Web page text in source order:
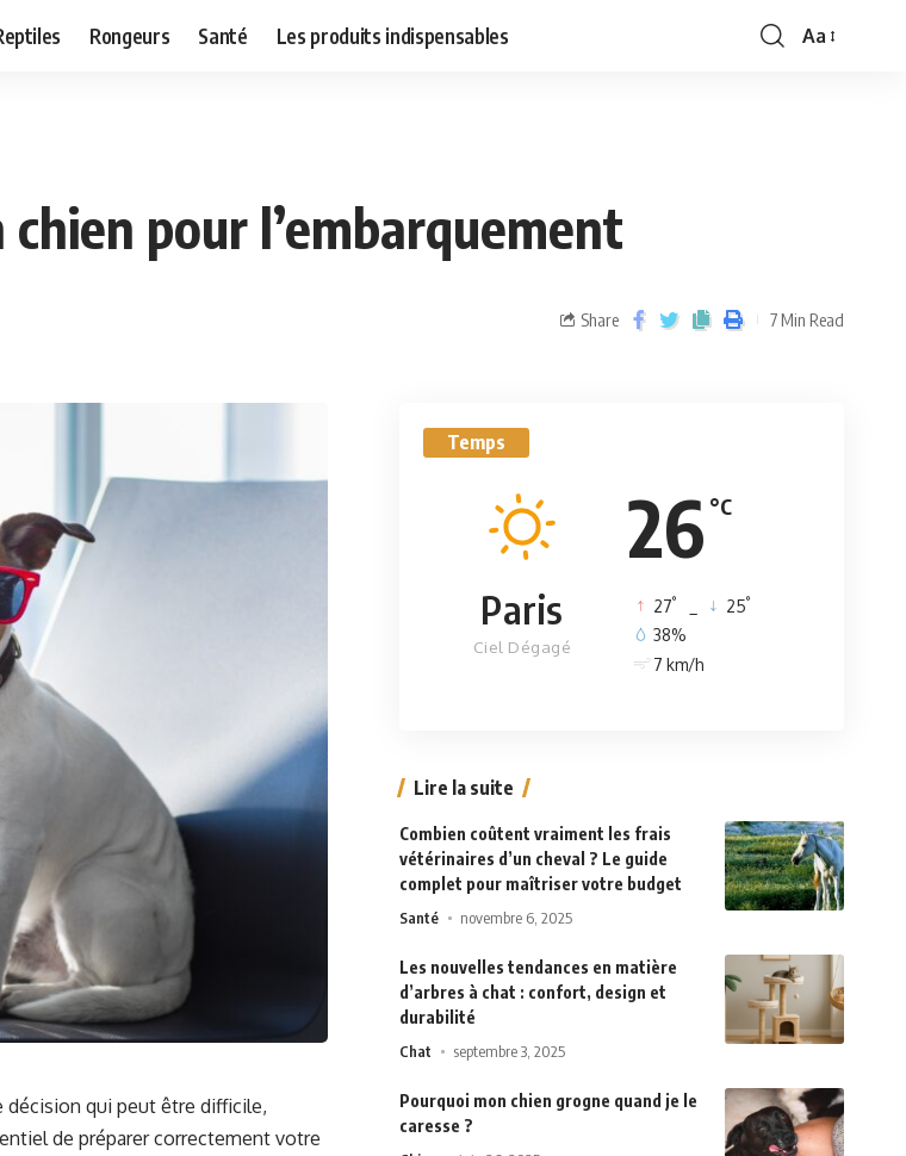
Rongeurs Santé Les produits indispensables Aa
pour l’embarquement
Share 7 Min Read
décision qui peut être difficile,
de préparer correctement votre
Temps
26 °C
Paris
Ciel Dégagé
27° 25°
38%
7 km/h
Lire la suite
Combien coûtent vraiment les frais
vétérinaires d’un cheval ? Le guide
complet pour maîtriser votre budget
Santé novembre 6, 2025
Les nouvelles tendances en matière
d’arbres à chat : confort, design et
durabilité
Chat septembre 3, 2025
Pourquoi mon chien grogne quand je le
caresse ?